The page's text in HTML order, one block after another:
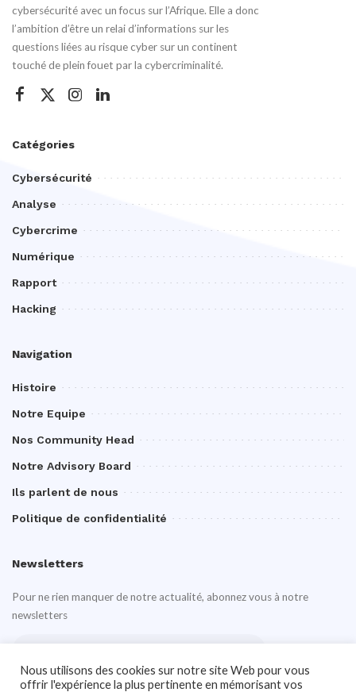
cybersécurité avec un focus sur l’Afrique. Elle a donc
l’ambition d’être un relai d’informations sur les
questions liées au risque cyber sur un continent
touché de plein fouet par la cybercriminalité.
Catégories
Cybersécurité
Analyse
Cybercrime
Numérique
Rapport
Hacking
Navigation
Histoire
Notre Equipe
Nos Community Head
Notre Advisory Board
Ils parlent de nous
Politique de confidentialité
Newsletters
Pour ne rien manquer de notre actualité, abonnez vous à notre
newsletters
Nous utilisons des cookies sur notre site Web pour vous
offrir l'expérience la plus pertinente en mémorisant vos